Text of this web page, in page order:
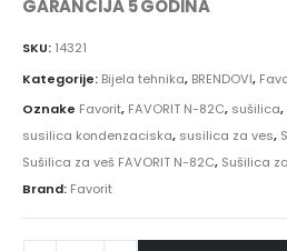
GARANCIJA 5 GODINA
SKU: 14321
Kategorije: Bijela tehnika, BRENDOVI,
Oznake Favorit, FAVORIT N-82C, sušilica,
susilica kondenzaciska, susilica za ves,
Sušilica za veš FAVORIT N-82C, Sušilica
Brand: Favorit